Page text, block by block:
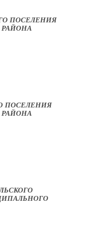
ПОСЕЛЕНИЯ
ПОСЕЛЕНИЯ